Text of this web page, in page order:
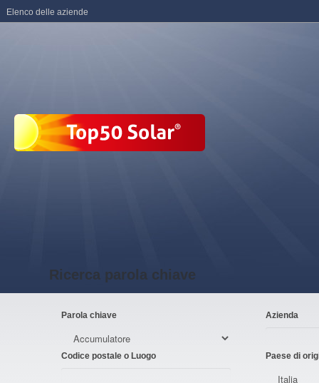
Ricerca parola chiave
Parola chiave Azienda
Codice postale o Luogo Paese di
Elenco delle aziende